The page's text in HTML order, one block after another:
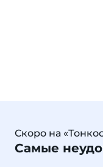
Скоро на
Самые